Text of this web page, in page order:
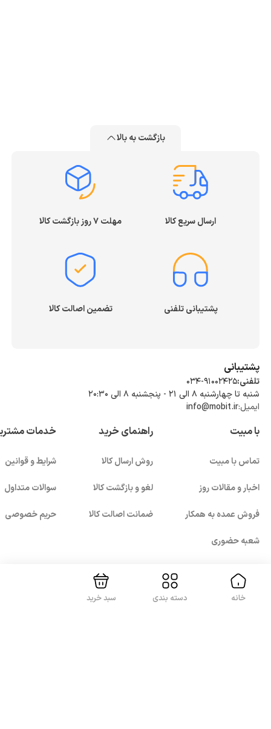
بازگشت به بالا
ارسال سریع کالا مهلت ۷ روز بازگشت کالا
پشتیبانی تلفنی تضمین اصالت کالا
پشتیبانی
تلفنی:034-91002425
شنبه تا چهارشنبه ۸ الی ۲۱ - پنجشنبه 8 الی ۲۰:۳۰
ایمیل:info@mobit.ir
با مبیت
تماس با مبیت
اخبار و مقالات روز
فروش عمده به همکار
شعبه حضوری
راهنمای خرید
روش ارسال کالا
لغو و بازگشت کالا
ضمانت اصالت کالا
خدمات
شرایط و قوانین
سوالات متداول
حریم خصوصی
با ما همراه باشید
خانه دسته بندی سبد خرید